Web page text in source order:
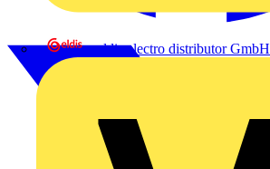
eldis electro distributor GmbH